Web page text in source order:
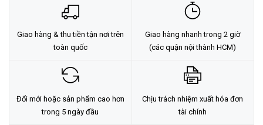
Giao hàng & thu tiền tận nơi trên
toàn quốc
Giao hàng nhanh trong 2 giờ
(các quận nội thành HCM)
Đổi mới hoặc sản phẩm cao hơn
trong 5 ngày đầu
Chịu trách nhiệm xuất hóa đơn
tài chính